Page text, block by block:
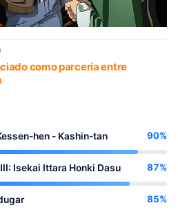
como parceria entre
hen - Kashin-tan 90%
Isekai Ittara Honki Dasu 87%
85%